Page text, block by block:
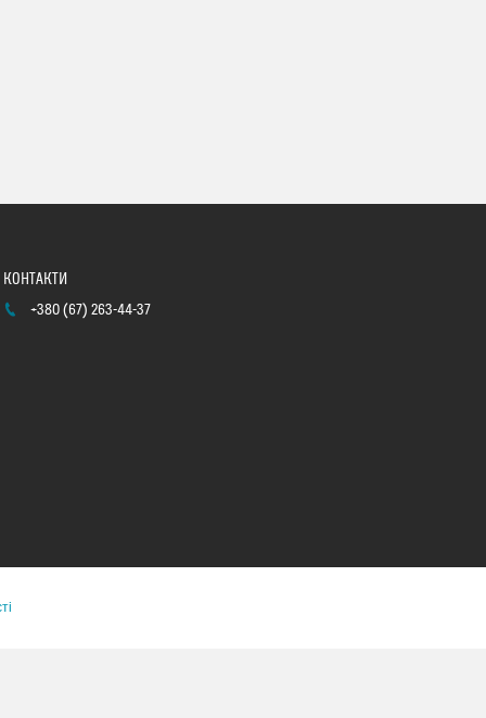
+380 (67) 263-44-37